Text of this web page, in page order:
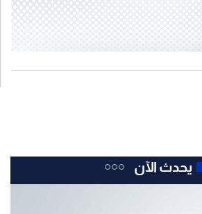
يحدث الآن